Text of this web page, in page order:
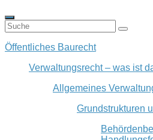
Öffentliches Baurecht
Verwaltungsrecht – was ist
Allgemeines
Grundstrukturen